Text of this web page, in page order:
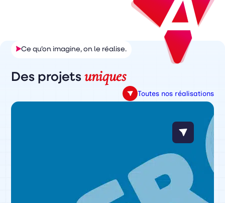
Ce qu’on imagine, on le réalise.
Des projetsuniques
Toutes nos réalisations